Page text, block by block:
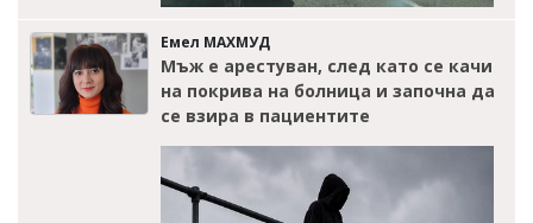
Емел МАХМУД
Мъж е арестуван, след като се качи
на покрива на болница и започна да
се взира в пациентите